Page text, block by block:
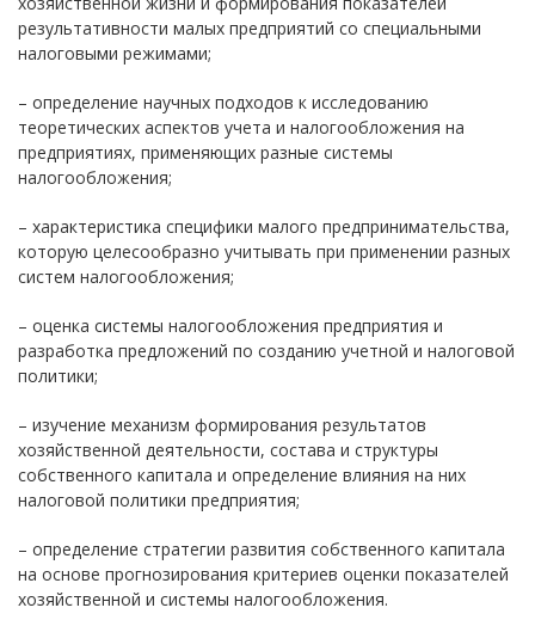
результативности малых предприятий со специальными
налоговыми режимами;
– определение научных подходов к исследованию
теоретических аспектов учета и налогообложения на
предприятиях, применяющих разные системы
налогообложения;
– характеристика специфики малого предпринимательства,
которую целесообразно учитывать при применении разных
систем налогообложения;
– оценка системы налогообложения предприятия и
разработка предложений по созданию учетной и налоговой
политики;
– изучение механизм формирования результатов
хозяйственной деятельности, состава и структуры
собственного капитала и определение влияния на них
налоговой политики предприятия;
– определение стратегии развития собственного капитала
на основе прогнозирования критериев оценки показателей
хозяйственной и системы налогообложения.